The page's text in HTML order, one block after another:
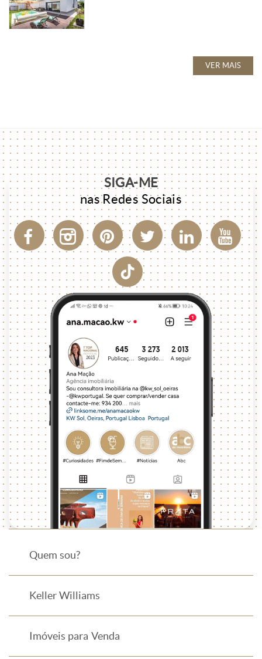
VER MAIS
SIGA-ME
nas Redes Sociais
Quem sou?
Keller Williams
Imóveis para Venda